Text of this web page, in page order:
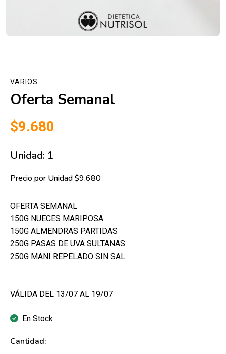
VARIOS
Oferta Semanal
$9.680
Unidad: 1
Precio por Unidad $9.680
OFERTA SEMANAL
150G NUECES MARIPOSA
150G ALMENDRAS PARTIDAS
250G PASAS DE UVA SULTANAS
250G MANI REPELADO SIN SAL
VÁLIDA DEL 13/07 AL 19/07
En Stock
Cantidad: